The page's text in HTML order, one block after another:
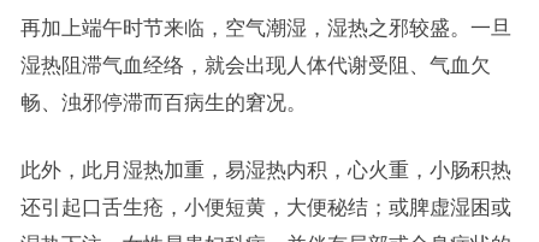
再加上端午时节来临，空气潮湿，湿热之邪较盛。一旦
湿热阻滞气血经络，就会出现人体代谢受阻、气血欠
畅、浊邪停滞而百病生的窘况。
此外，此月湿热加重，易湿热内积，心火重，小肠积热
还引起口舌生疮，小便短黄，大便秘结；或脾虚湿困或